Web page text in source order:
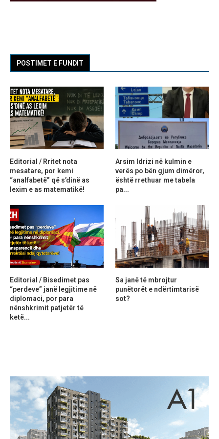
POSTIMET E FUNDIT
Editorial / Rritet nota
mesatare, por kemi
“analfabetë” që s’dinë as
lexim e as matematikë!
Arsim Idrizi në kulmin e
verës po bën gjum dimëror,
është rrethuar me tabela
pa...
Editorial / Bisedimet pas
“perdeve” janë legjitime në
diplomaci, por para
nënshkrimit patjetër të
ketë...
Sa janë të mbrojtur
punëtorët e ndërtimtarisë
sot?